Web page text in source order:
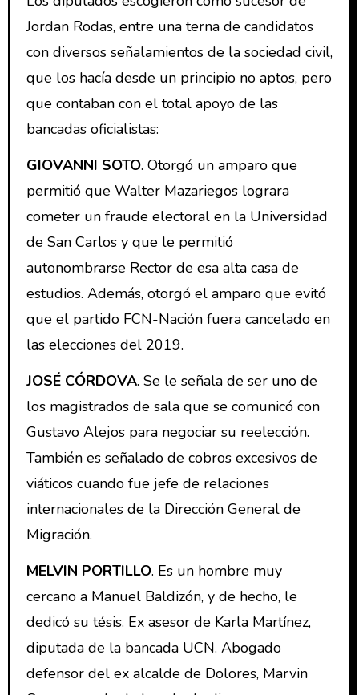
Jordan Rodas, entre una terna de candidatos
con diversos señalamientos de la sociedad civil,
que los hacía desde un principio no aptos, pero
que contaban con el total apoyo de las
bancadas oficialistas:
GIOVANNI SOTO. Otorgó un amparo que
permitió que Walter Mazariegos lograra
cometer un fraude electoral en la Universidad
de San Carlos y que le permitió
autonombrarse Rector de esa alta casa de
estudios. Además, otorgó el amparo que evitó
que el partido FCN-Nación fuera cancelado en
las elecciones del 2019.
JOSÉ CÓRDOVA. Se le señala de ser uno de
los magistrados de sala que se comunicó con
Gustavo Alejos para negociar su reelección.
También es señalado de cobros excesivos de
viáticos cuando fue jefe de relaciones
internacionales de la Dirección General de
Migración.
MELVIN PORTILLO. Es un hombre muy
cercano a Manuel Baldizón, y de hecho, le
dedicó su tésis. Ex asesor de Karla Martínez,
diputada de la bancada UCN. Abogado
defensor del ex alcalde de Dolores, Marvin